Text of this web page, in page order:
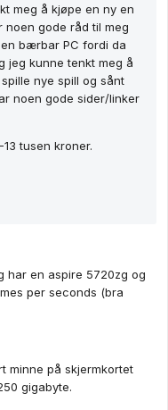
meg å kjøpe en ny en
noen gode råd til meg
bærbar PC fordi da
jeg kunne tenkt meg å
nye spill og sånt
noen gode sider/linker
tusen kroner.
har en aspire 5720zg og
per seconds (bra
minne på skjermkortet
gigabyte.